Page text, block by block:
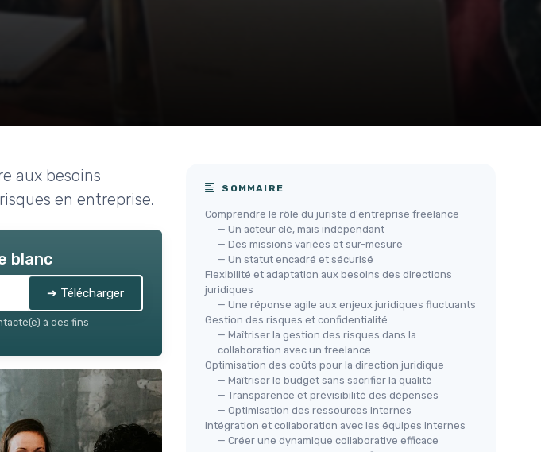
aux besoins
en entreprise.
blanc
➔ Télécharger
à des fins
SOMMAIRE
Comprendre le rôle du juriste d'entreprise freelance
— Un acteur clé, mais indépendant
— Des missions variées et sur-mesure
— Un statut encadré et sécurisé
Flexibilité et adaptation aux besoins des directions
juridiques
— Une réponse agile aux enjeux juridiques fluctuants
Gestion des risques et confidentialité
— Maîtriser la gestion des risques dans la
collaboration avec un freelance
Optimisation des coûts pour la direction juridique
— Maîtriser le budget sans sacrifier la qualité
— Transparence et prévisibilité des dépenses
— Optimisation des ressources internes
Intégration et collaboration avec les équipes internes
— Créer une dynamique collaborative efficace